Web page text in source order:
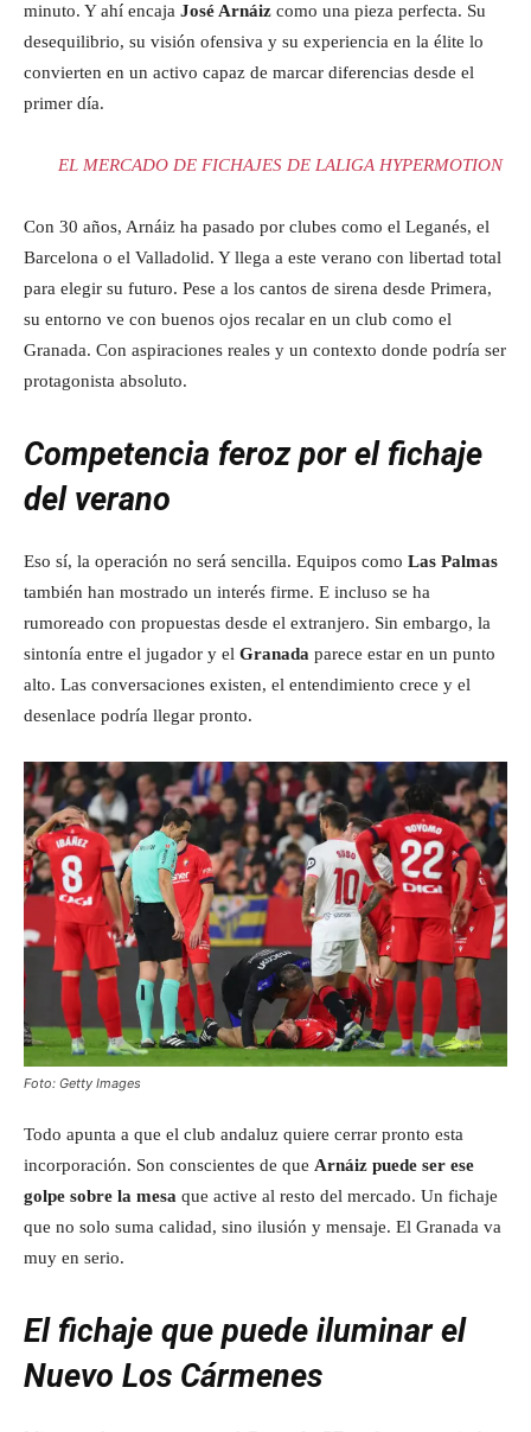
minuto. Y ahí encaja José Arnáiz como una pieza perfecta. Su
desequilibrio, su visión ofensiva y su experiencia en la élite lo
convierten en un activo capaz de marcar diferencias desde el
primer día.
EL MERCADO DE FICHAJES DE LALIGA HYPERMOTION
Con 30 años, Arnáiz ha pasado por clubes como el Leganés, el
Barcelona o el Valladolid. Y llega a este verano con libertad total
para elegir su futuro. Pese a los cantos de sirena desde Primera,
su entorno ve con buenos ojos recalar en un club como el
Granada. Con aspiraciones reales y un contexto donde podría ser
protagonista absoluto.
Competencia feroz por el fichaje
del verano
Eso sí, la operación no será sencilla. Equipos como Las Palmas
también han mostrado un interés firme. E incluso se ha
rumoreado con propuestas desde el extranjero. Sin embargo, la
sintonía entre el jugador y el Granada parece estar en un punto
alto. Las conversaciones existen, el entendimiento crece y el
desenlace podría llegar pronto.
Foto: Getty Images
Todo apunta a que el club andaluz quiere cerrar pronto esta
incorporación. Son conscientes de que Arnáiz puede ser ese
golpe sobre la mesa que active al resto del mercado. Un fichaje
que no solo suma calidad, sino ilusión y mensaje. El Granada va
muy en serio.
El fichaje que puede iluminar el
Nuevo Los Cármenes